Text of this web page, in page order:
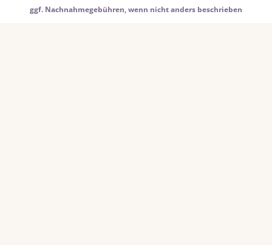
ggf. Nachnahmegebühren, wenn nicht anders beschrieben